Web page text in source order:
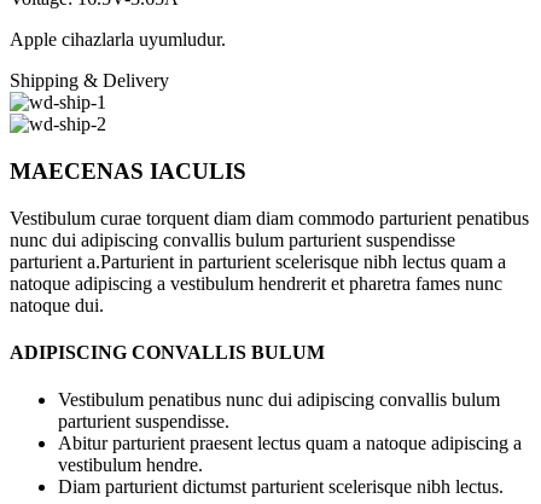
Apple cihazlarla uyumludur.
Shipping & Delivery
MAECENAS IACULIS
Vestibulum curae torquent diam diam commodo parturient penatibus
nunc dui adipiscing convallis bulum parturient suspendisse
parturient a.Parturient in parturient scelerisque nibh lectus quam a
natoque adipiscing a vestibulum hendrerit et pharetra fames nunc
natoque dui.
ADIPISCING CONVALLIS BULUM
Vestibulum penatibus nunc dui adipiscing convallis bulum
parturient suspendisse.
Abitur parturient praesent lectus quam a natoque adipiscing a
vestibulum hendre.
Diam parturient dictumst parturient scelerisque nibh lectus.